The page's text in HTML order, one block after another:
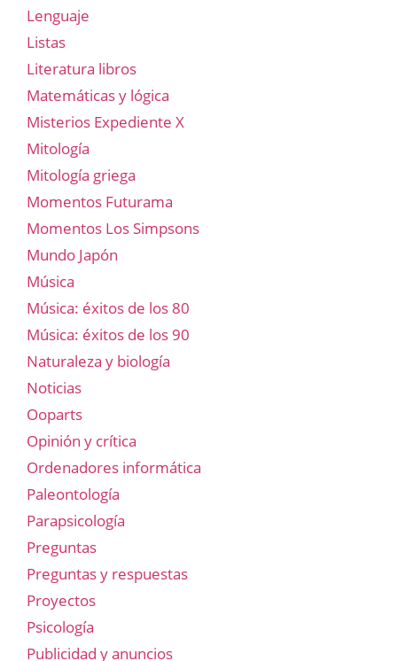
Lenguaje
Listas
Literatura libros
Matemáticas y lógica
Misterios Expediente X
Mitología
Mitología griega
Momentos Futurama
Momentos Los Simpsons
Mundo Japón
Música
Música: éxitos de los 80
Música: éxitos de los 90
Naturaleza y biología
Noticias
Ooparts
Opinión y crítica
Ordenadores informática
Paleontología
Parapsicología
Preguntas
Preguntas y respuestas
Proyectos
Psicología
Publicidad y anuncios